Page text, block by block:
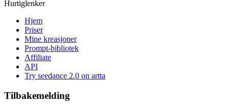
Hurtiglenker
Hjem
Priser
Mine kreasjoner
Prompt-bibliotek
Affiliate
API
Try seedance 2.0 on artta
Tilbakemelding